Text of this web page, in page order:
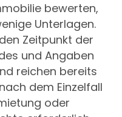
bewerten,
Unterlagen.
Zeitpunkt der
und Angaben
reichen bereits
dem Einzelfall
oder